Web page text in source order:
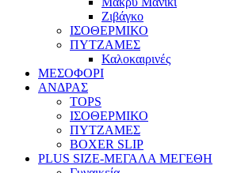
Ζιβάγκο
ΙΣΟΘΕΡΜΙΚΟ
ΠΥΤΖΑΜΕΣ
Καλοκαιρινές
ΜΕΣΟΦΟΡΙ
ΑΝΔΡΑΣ
TOPS
ΙΣΟΘΕΡΜΙΚΟ
ΠΥΤΖΑΜΕΣ
BOXER SLIP
PLUS SIZE-ΜΕΓΑΛΑ ΜΕΓΕΘΗ